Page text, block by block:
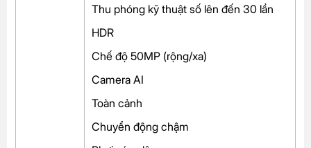
Thu phóng kỹ thuật số lên đến 30 lần
HDR
Chế độ 50MP (rộng/xa)
Camera AI
Toàn cảnh
Chuyển động chậm